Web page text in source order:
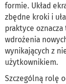
formie. Układ
zbędne kroki i
praktyce
wdrożenia
wynikających z
użytkownikiem.
Szczególną rolę